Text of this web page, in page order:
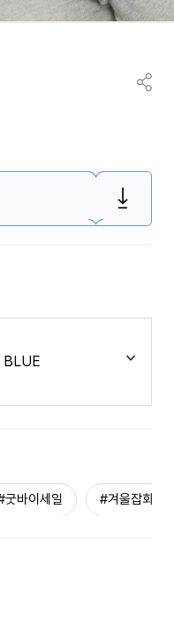
BLUE
굿바이세일 #겨울잡화